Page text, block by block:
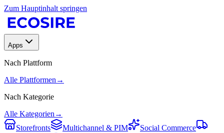
Zum Hauptinhalt springen
Apps
Nach Plattform
Alle Plattformen →
Nach Kategorie
Alle Kategorien →
Storefronts
Multichannel & PIM
Social Commerce